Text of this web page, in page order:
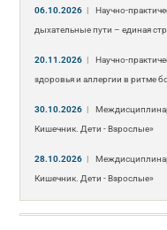
06.10.2026 |
Научно-
дыхательные пути – единая
20.11.2026 |
Научно-
здоровья и аллергии в ритме
30.10.2026 |
Кишечник. Дети - Взрослые»
28.10.2026 |
Кишечник. Дети - Взрослые»